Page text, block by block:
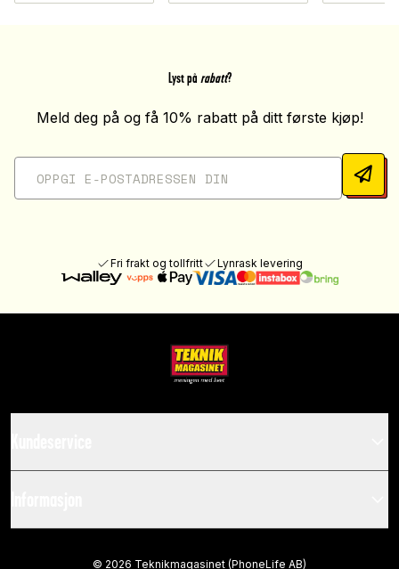
Lyst på rabatt?
Meld deg på og få 10% rabatt på ditt første kjøp!
Fri frakt og tollfritt Lynrask levering
© 2026 Teknikmagasinet (PhoneLife AB)